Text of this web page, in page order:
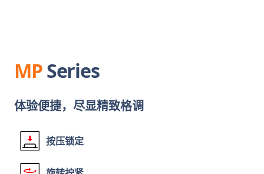
MPSeries
体验便捷，尽显精致格调
按压锁定